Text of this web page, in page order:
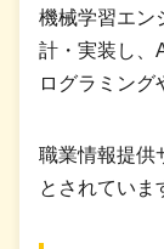
機械学習エン
計・実装し、
ログラミング
職業情報提供
とされていま